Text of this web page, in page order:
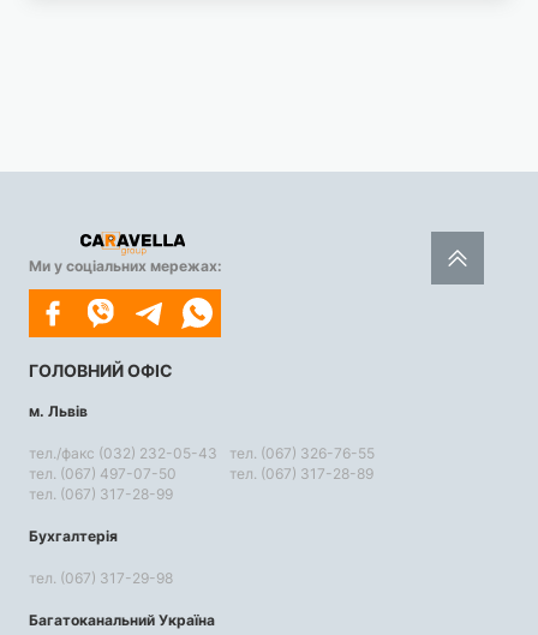
Ми у соціальних мережах:
ГОЛОВНИЙ ОФІС
м. Львів
тел./факс (032) 232-05-43
тел. (067) 497-07-50
тел. (067) 317-28-99
тел. (067) 326-76-55
тел. (067) 317-28-89
Бухгалтерія
тел. (067) 317-29-98
Багатоканальний Україна